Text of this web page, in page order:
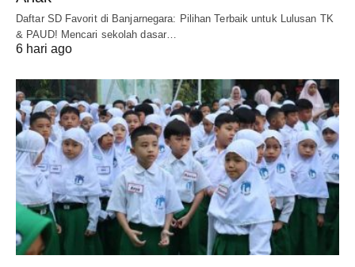
Daftar SD Favorit di Banjarnegara: Pilihan Terbaik untuk Lulusan TK
& PAUD! Mencari sekolah dasar…
6 hari ago